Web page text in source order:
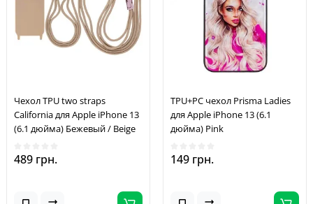
Чехол TPU two straps
California для Apple iPhone 13
(6.1 дюйма) Бежевый / Beige
489 грн.
TPU+PC чехол Prisma Ladies
для Apple iPhone 13 (6.1
дюйма) Pink
149 грн.